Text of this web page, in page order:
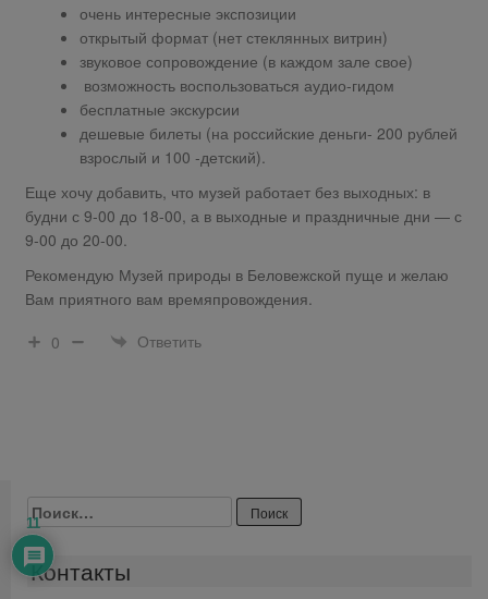
очень интересные экспозиции
открытый формат (нет стеклянных витрин)
звуковое сопровождение (в каждом зале свое)
возможность воспользоваться аудио-гидом
бесплатные экскурсии
дешевые билеты (на российские деньги- 200 рублей
взрослый и 100 -детский).
Еще хочу добавить, что музей работает без выходных: в
будни с 9-00 до 18-00, а в выходные и праздничные дни — с
9-00 до 20-00.
Рекомендую Музей природы в Беловежской пуще и желаю
Вам приятного вам времяпровождения.
0
Ответить
Найти:
Контакты
11